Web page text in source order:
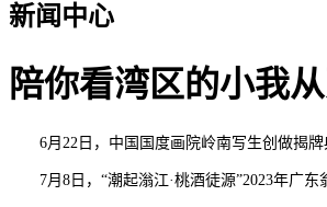
新闻中心
陪你看湾区的小我
6月22日，中国国度画院岭南写生创做揭牌
7月8日，“潮起滃江·桃酒徒源”2023年广东